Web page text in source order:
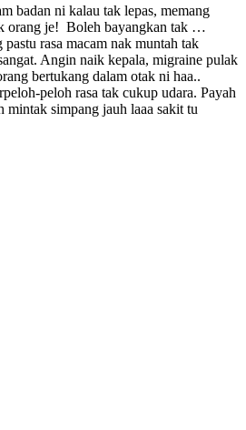
badan ni kalau tak lepas, memang
orang je! Boleh bayangkan tak …
rasa macam nak muntah tak
Angin naik kepala, migraine pulak
bertukang dalam otak ni haa..
peloh rasa tak cukup udara. Payah
mintak simpang jauh laaa sakit tu